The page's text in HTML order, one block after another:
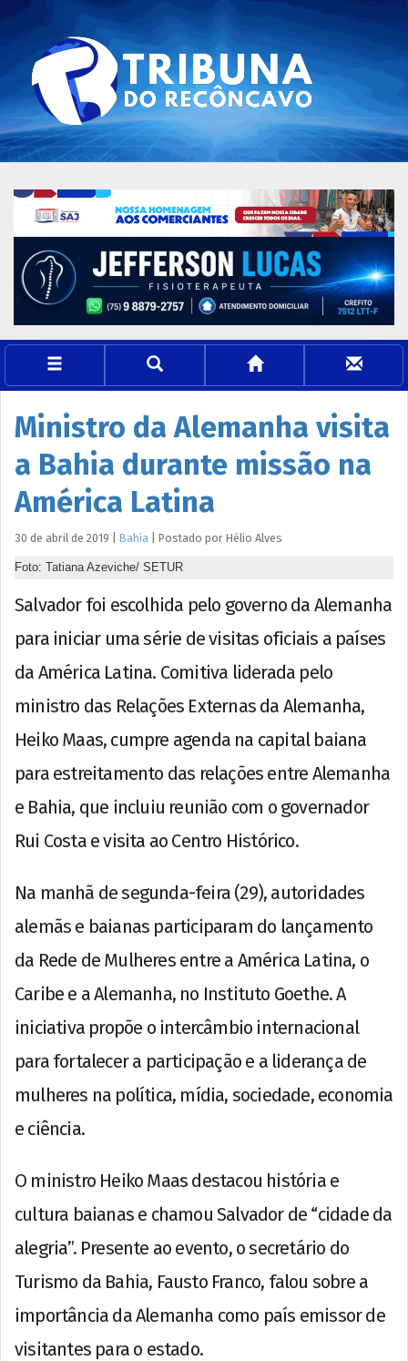
Ministro da Alemanha visita
a Bahia durante missão na
América Latina
30 de abril de 2019 Bahia Postado por Hélio Alves
Foto: Tatiana Azeviche/ SETUR
Salvador foi escolhida pelo governo da Alemanha
para iniciar uma série de visitas oficiais a países
da América Latina. Comitiva liderada pelo
ministro das Relações Externas da Alemanha,
Heiko Maas, cumpre agenda na capital baiana
para estreitamento das relações entre Alemanha
e Bahia, que incluiu reunião com o governador
Rui Costa e visita ao Centro Histórico.
Na manhã de segunda-feira (29), autoridades
alemãs e baianas participaram do lançamento
da Rede de Mulheres entre a América Latina, o
Caribe e a Alemanha, no Instituto Goethe. A
iniciativa propõe o intercâmbio internacional
para fortalecer a participação e a liderança de
mulheres na política, mídia, sociedade, economia
e ciência.
O ministro Heiko Maas destacou história e
cultura baianas e chamou Salvador de “cidade da
alegria”. Presente ao evento, o secretário do
Turismo da Bahia, Fausto Franco, falou sobre a
importância da Alemanha como país emissor de
visitantes para o estado.